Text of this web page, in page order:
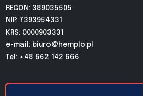
REGON: 389035505
NIP: 7393954331
KRS: 0000903331
e-mail: biuro@hemplo.pl
Tel: +48 662 142 666